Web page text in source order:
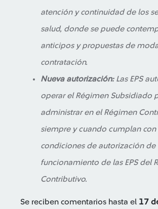
atención y continuidad de los
salud, donde se puede
anticipos y propuestas de
contratación.
Nueva autorización:Las EPS
operar el Régimen Subsidiado
administrar en el Régimen
siempre y cuando cumplan con
condiciones de autorización de
funcionamiento de las EPS del
Contributivo.
Se reciben comentarios hasta el 17